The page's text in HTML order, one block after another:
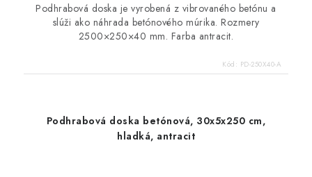
Podhrabová doska je vyrobená z vibrovaného betónu a
slúži ako náhrada betónového múrika. Rozmery
2500×250×40 mm. Farba antracit.
Kód: PD-250X40-A
Podhrabová doska betónová, 30x5x250 cm,
hladká, antracit